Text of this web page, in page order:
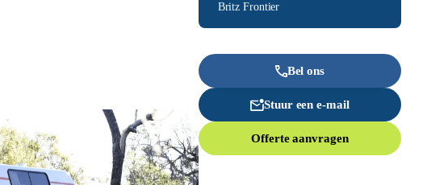
Britz Frontier
Bel ons
Stuur een e-mail
Offerte aanvragen